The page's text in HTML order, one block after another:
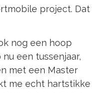
project. Dat
nog een hoop
een tussenjaar,
met een Master
me echt hartstikke